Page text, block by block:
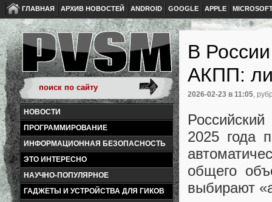
ГЛАВНАЯ АРХИВ НОВОСТЕЙ ANDROID GOOGLE APPLE
НОВОСТИ
ПРОГРАММИРОВАНИЕ
ИНФОРМАЦИОННАЯ БЕЗОПАСНОСТЬ
ЭТО ИНТЕРЕСНО
НАУЧНО-ПОПУЛЯРНОЕ
ГАДЖЕТЫ И УСТРОЙСТВА ДЛЯ ГИКОВ
В
АКПП:
2026-02-23 в 11:05,
2025 года
общего
выбирают